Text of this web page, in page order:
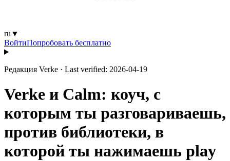
ru ▼
ВойтиПопробовать бесплатно
Редакция Verke · Last verified: 2026-04-19
Verke и Calm: коуч, с
которым ты разговариваешь,
против библиотеки, в
которой ты нажимаешь play